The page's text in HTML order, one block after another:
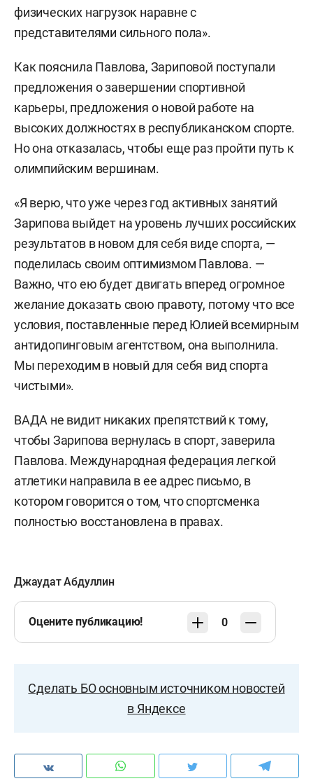
физических нагрузок наравне с
представителями сильного пола».
Как пояснила Павлова, Зариповой поступали
предложения о завершении спортивной
карьеры, предложения о новой работе на
высоких должностях в республиканском спорте.
Но она отказалась, чтобы еще раз пройти путь к
олимпийским вершинам.
«Я верю, что уже через год активных занятий
Зарипова выйдет на уровень лучших российских
результатов в новом для себя виде спорта, —
поделилась своим оптимизмом Павлова. —
Важно, что ею будет двигать вперед огромное
желание доказать свою правоту, потому что все
условия, поставленные перед Юлией всемирным
антидопинговым агентством, она выполнила.
Мы переходим в новый для себя вид спорта
чистыми».
ВАДА не видит никаких препятствий к тому,
чтобы Зарипова вернулась в спорт, заверила
Павлова. Международная федерация легкой
атлетики направила в ее адрес письмо, в
котором говорится о том, что спортсменка
полностью восстановлена в правах.
Джаудат Абдуллин
Оцените публикацию! 0
Сделать БО основным источником новостей
в Яндексе